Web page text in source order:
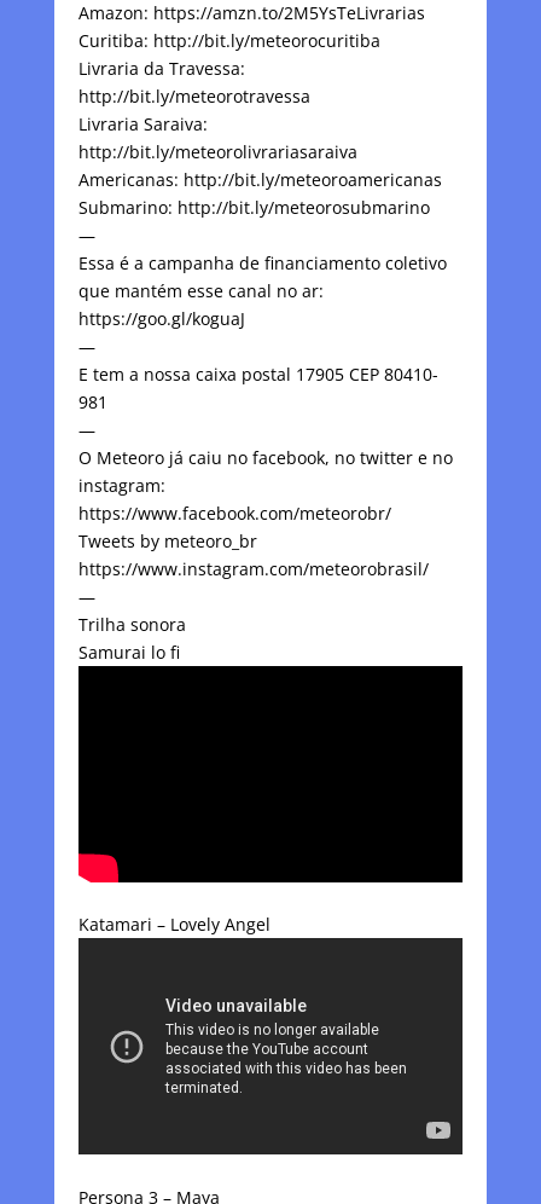
Amazon: https://amzn.to/2M5YsTeLivrarias
Curitiba: http://bit.ly/meteorocuritiba
Livraria da Travessa:
http://bit.ly/meteorotravessa
Livraria Saraiva:
http://bit.ly/meteorolivrariasaraiva
Americanas: http://bit.ly/meteoroamericanas
Submarino: http://bit.ly/meteorosubmarino
—
Essa é a campanha de financiamento coletivo
que mantém esse canal no ar:
https://goo.gl/koguaJ
—
E tem a nossa caixa postal 17905 CEP 80410-
981
—
O Meteoro já caiu no facebook, no twitter e no
instagram:
https://www.facebook.com/meteorobr/
Tweets by meteoro_br
https://www.instagram.com/meteorobrasil/
—
Trilha sonora
Samurai lo fi
Katamari – Lovely Angel
Persona 3 – Maya